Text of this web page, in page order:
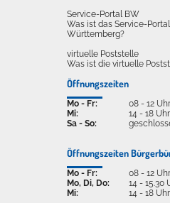
Service-Portal BW
Was ist das Service-
Württemberg?
virtuelle Poststelle
Was ist die virtuelle
Öffnungszeiten
Mo - Fr:
Mi:
Sa - So:
08 - 12 Uhr
14 - 18 Uhr
Öffnungszeiten
Mo - Fr:
Mo, Di, Do:
Mi:
08 - 12 Uhr
14 - 15.30
14 - 18